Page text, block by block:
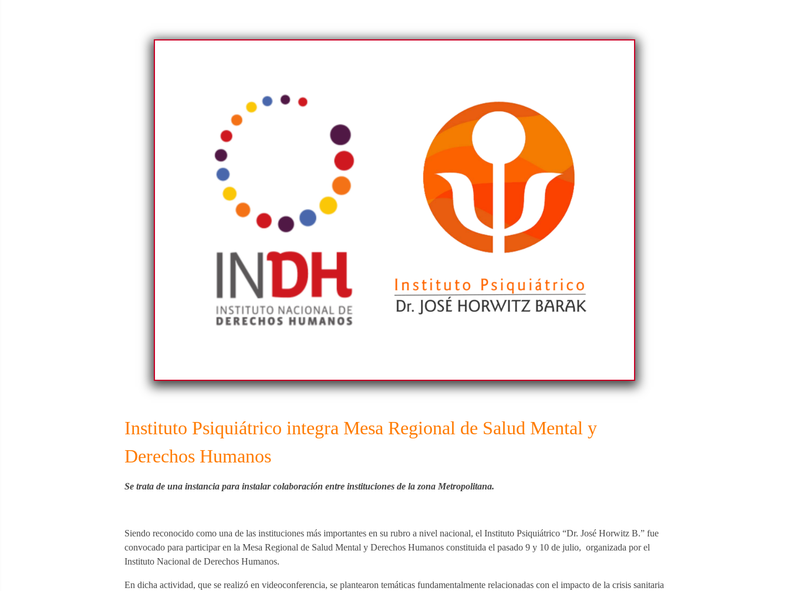
Instituto Psiquiátrico integra Mesa Regional de Salud Mental y
Derechos Humanos
Se trata de una instancia para instalar colaboración entre instituciones de la zona Metropolitana.
Siendo reconocido como una de las instituciones más importantes en su rubro a nivel nacional, el Instituto Psiquiátrico “Dr. José Horwitz B.” fue
convocado para participar en la Mesa Regional de Salud Mental y Derechos Humanos constituida el pasado 9 y 10 de julio, organizada por el
Instituto Nacional de Derechos Humanos.
En dicha actividad, que se realizó en videoconferencia, se plantearon temáticas fundamentalmente relacionadas con el impacto de la crisis sanitaria